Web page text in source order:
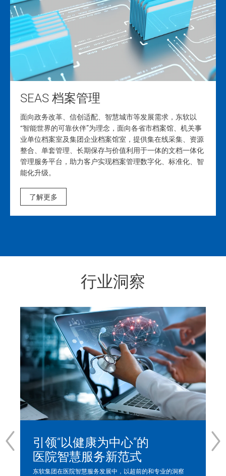
SEAS 档案管理
面向政务改革、信创适配、智慧城市等发展需求，东软以
“智能世界的可靠伙伴”为理念，面向各省市档案馆、机关事
业单位档案室及集团企业档案馆室，提供集在线采集、资源
整合、单套管理、长期保存与价值利用于一体的文档一体化
管理服务平台，助力客户实现档案管理数字化、标准化、智
能化升级。
了解更多
行业洞察
引领“以健康为中心”的
医院智慧服务新范式
东软集团在医院智慧服务发展中，以超前的和专业的洞察